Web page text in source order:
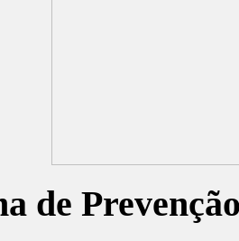
de